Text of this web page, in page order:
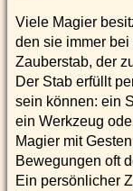
Viele Magier
den sie immer
Zauberstab, der
Der Stab erfüllt
sein können: ein
ein Werkzeug
Magier mit
Bewegungen oft
Ein persönlicher